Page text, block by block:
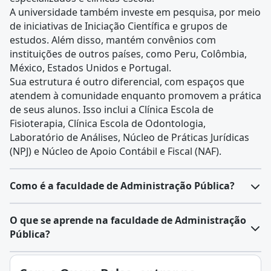
A universidade também investe em pesquisa, por meio
de iniciativas de Iniciação Científica e grupos de
estudos. Além disso, mantém convênios com
instituições de outros países, como Peru, Colômbia,
México, Estados Unidos e Portugal.
Sua estrutura é outro diferencial, com espaços que
atendem à comunidade enquanto promovem a prática
de seus alunos. Isso inclui a Clínica Escola de
Fisioterapia, Clínica Escola de Odontologia,
Laboratório de Análises, Núcleo de Práticas Jurídicas
(NPJ) e Núcleo de Apoio Contábil e Fiscal (NAF).
Como é a faculdade de Administração Pública?
O curso de Administração Pública tem o objetivo de
formar profissionais capacitados para atuar no
políticas públicas
O que se aprende na faculdade de Administração
Pública?
A Administração Pública é o conjunto de órgãos,